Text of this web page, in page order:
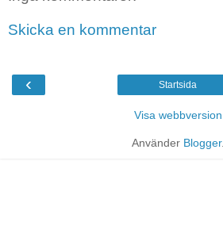
Skicka en kommentar
‹ Startsida
Visa webbversion
Använder Blogger.